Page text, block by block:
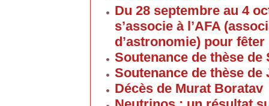
Du 28 septembre au 4
s’associe à l’AFA
d’astronomie) pour fêter
Soutenance de thèse
Soutenance de thèse
Décès de Murat Boratav